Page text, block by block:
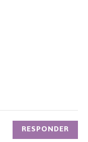
RESPONDER